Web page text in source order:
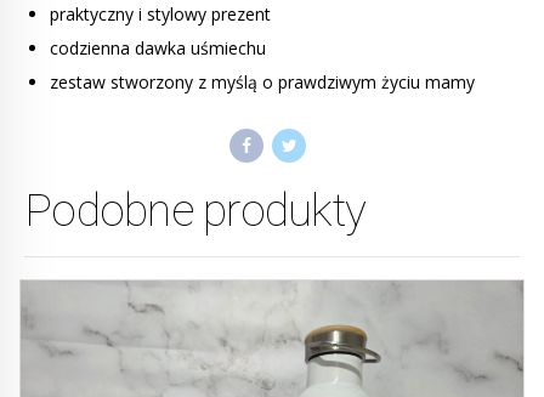
praktyczny i stylowy prezent
codzienna dawka uśmiechu
zestaw stworzony z myślą o prawdziwym życiu mamy
Podobne produkty